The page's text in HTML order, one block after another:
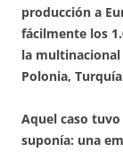
producción a
fácilmente los
la multinacional
Polonia,
Aquel caso
suponía: una